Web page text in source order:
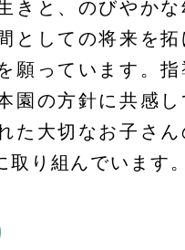
きと、のびやかな
としての将来を拓
願っています。指
園の方針に共感し
た大切なお子さん
り組んでいます。